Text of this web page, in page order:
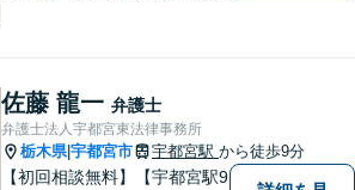
にご相談ください。真摯に対
応してまいります。【完全個
室】【土日祝の相談可】
佐藤 龍一 弁護士
弁護士法人宇都宮東法律事務所
栃木県|宇都宮市 宇都宮駅 から徒歩9分
【初回相談無料】【宇都宮駅9